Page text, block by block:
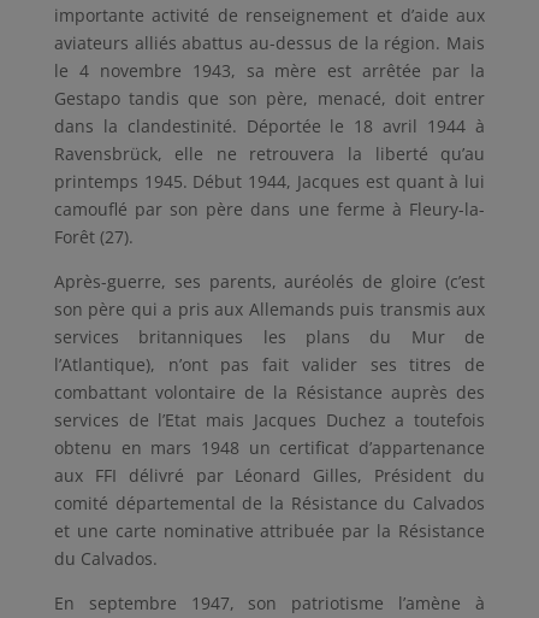
importante activité de renseignement et d’aide aux
aviateurs alliés abattus au-dessus de la région. Mais
le 4 novembre 1943, sa mère est arrêtée par la
Gestapo tandis que son père, menacé, doit entrer
dans la clandestinité. Déportée le 18 avril 1944 à
Ravensbrück, elle ne retrouvera la liberté qu’au
printemps 1945. Début 1944, Jacques est quant à lui
camouflé par son père dans une ferme à Fleury-la-
Forêt (27).
Après-guerre, ses parents, auréolés de gloire (c’est
son père qui a pris aux Allemands puis transmis aux
services britanniques les plans du Mur de
l’Atlantique), n’ont pas fait valider ses titres de
combattant volontaire de la Résistance auprès des
services de l’Etat mais Jacques Duchez a toutefois
obtenu en mars 1948 un certificat d’appartenance
aux FFI délivré par Léonard Gilles, Président du
comité départemental de la Résistance du Calvados
et une carte nominative attribuée par la Résistance
du Calvados.
En septembre 1947, son patriotisme l’amène à